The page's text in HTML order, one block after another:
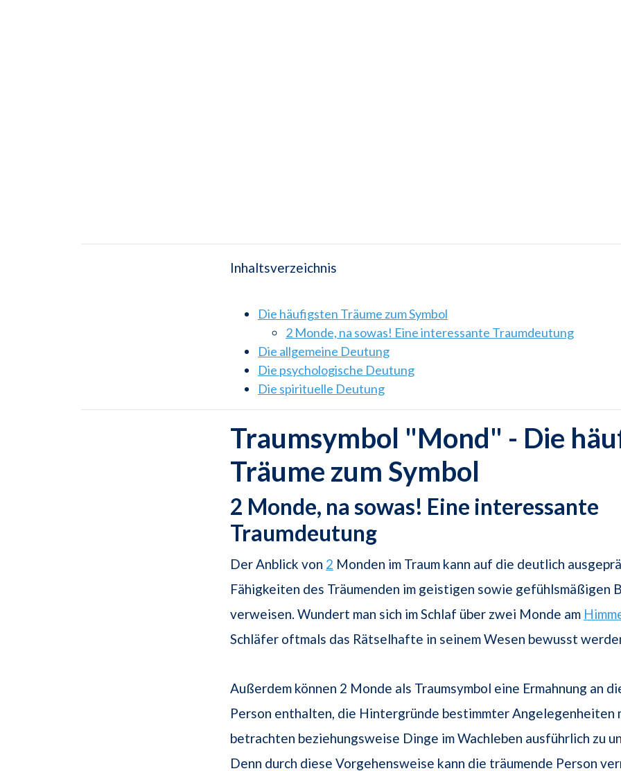
Inhaltsverzeichnis
Die häufigsten Träume zum Symbol
2 Monde, na sowas! Eine interessante Traumdeutung
Die allgemeine Deutung
Die psychologische Deutung
Die spirituelle Deutung
Traumsymbol "Mond" - Die
Träume zum Symbol
2 Monde, na sowas! Eine interessante
Traumdeutung
Der Anblick von 2 Monden im Traum kann auf die deutlich
Fähigkeiten des Träumenden im geistigen sowie gefühlsmäßigen
verweisen. Wundert man sich im Schlaf über zwei Monde am
Schläfer oftmals das Rätselhafte in seinem Wesen bewusst
Außerdem können 2 Monde als Traumsymbol eine Ermahnung an
Person enthalten, die Hintergründe bestimmter Angelegenheiten
betrachten beziehungsweise Dinge im Wachleben ausführlich zu
Denn durch diese Vorgehensweise kann die träumende Person